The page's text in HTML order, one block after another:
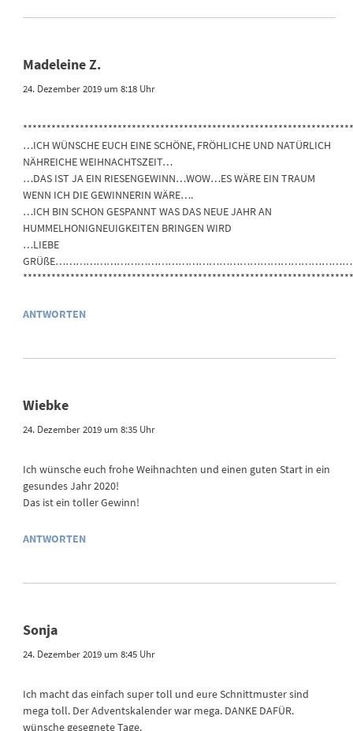
Madeleine Z.
24. Dezember 2019 um 8:18 Uhr
…ICH WÜNSCHE EUCH EINE SCHÖNE, FRÖHLICHE UND NATÜRLICH
NÄHREICHE WEIHNACHTSZEIT…
…DAS IST JA EIN RIESENGEWINN…WOW…ES WÄRE EIN TRAUM
WENN ICH DIE GEWINNERIN WÄRE….
…ICH BIN SCHON GESPANNT WAS DAS NEUE JAHR AN
HUMMELHONIGNEUIGKEITEN BRINGEN WIRD
…LIEBE
ANTWORTEN
Wiebke
24. Dezember 2019 um 8:35 Uhr
Ich wünsche euch frohe Weihnachten und einen guten Start in ein
gesundes Jahr 2020!
Das ist ein toller Gewinn!
ANTWORTEN
Sonja
24. Dezember 2019 um 8:45 Uhr
Ich macht das einfach super toll und eure Schnittmuster sind
mega toll. Der Adventskalender war mega. DANKE DAFÜR.
wünsche gesegnete Tage.